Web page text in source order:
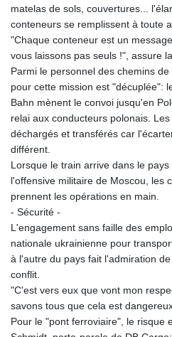
matelas de sols, couvertures...
conteneurs se remplissent à toute
"Chaque conteneur est un
vous laissons pas seuls !", assure
Parmi le personnel des chemins
pour cette mission est "décuplée":
Bahn mènent le convoi jusqu'en
relai aux conducteurs polonais.
déchargés et transférés car
différent.
Lorsque le train arrive dans le
l'offensive militaire de Moscou, les
prennent les opérations en main.
- Sécurité -
L'engagement sans faille des
nationale ukrainienne pour
à l'autre du pays fait l'admiration
conflit.
"C'est vers eux que vont mon
savons tous que cela est
Pour le "pont ferroviaire", le risque